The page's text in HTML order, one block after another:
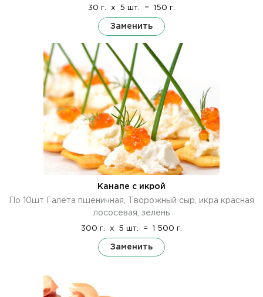
30 г. x 5 шт. = 150 г.
Заменить
Канапе с икрой
По 10шт Галета пшеничная, Творожный сыр, икра красная
лососевая, зелень
300 г. x 5 шт. = 1 500 г.
Заменить